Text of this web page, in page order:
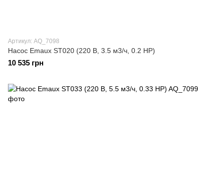
Артикул: AQ_7098
Насос Emaux ST020 (220 В, 3.5 м3/ч, 0.2 НР)
10 535 грн